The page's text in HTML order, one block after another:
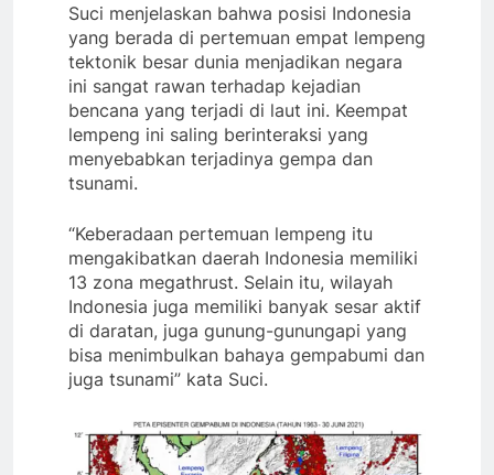
Suci menjelaskan bahwa posisi Indonesia
yang berada di pertemuan empat lempeng
tektonik besar dunia menjadikan negara
ini sangat rawan terhadap kejadian
bencana yang terjadi di laut ini. Keempat
lempeng ini saling berinteraksi yang
menyebabkan terjadinya gempa dan
tsunami.
“Keberadaan pertemuan lempeng itu
mengakibatkan daerah Indonesia memiliki
13 zona megathrust. Selain itu, wilayah
Indonesia juga memiliki banyak sesar aktif
di daratan, juga gunung-gunungapi yang
bisa menimbulkan bahaya gempabumi dan
juga tsunami” kata Suci.